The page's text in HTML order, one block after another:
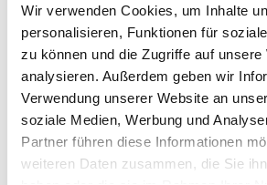
Wir verwenden Cookies, um Inhalte
personalisieren, Funktionen für
zu können und die Zugriffe auf unsere
analysieren. Außerdem geben wir
Verwendung unserer Website an
soziale Medien, Werbung und
Partner führen diese Informationen
weiteren Daten zusammen, die Sie
SPERRGUTVERSAND
14,95€
SPEDITIONSVERSAND
29,95€
bis 60 cm Höhe, weiß
27,99
inkl. MwSt.zzgl. Versandkosten